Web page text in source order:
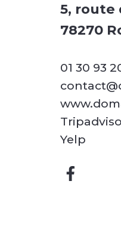
5, route
78270
01 30 93
Yelp